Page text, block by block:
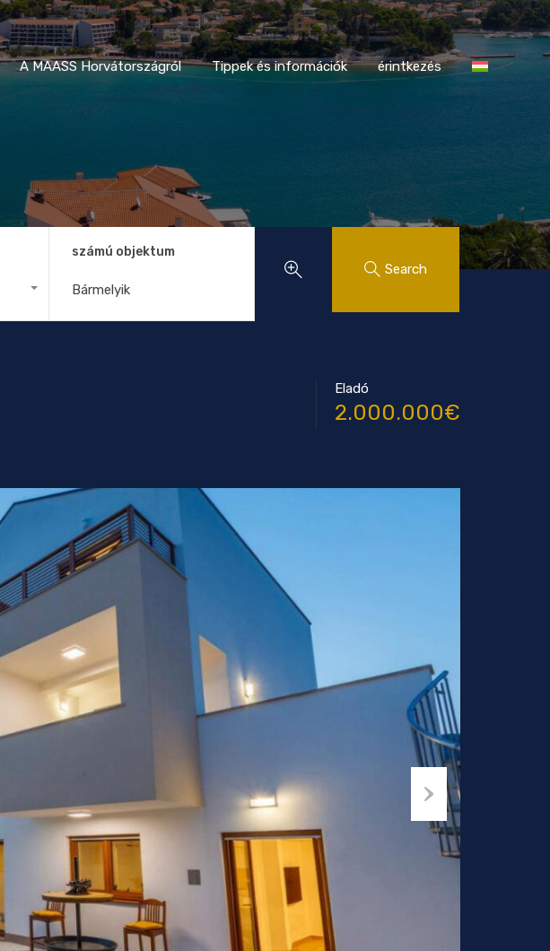
A MAASS Horvátországról Tippek és információk érintkezés
A MAASS Horvátországról Tippek és információk érintkezés
számú objektum
Search
Eladó
2.000.000€